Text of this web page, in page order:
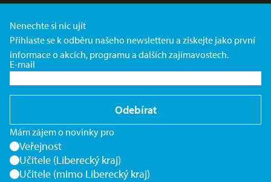
Nenechte si nic ujít
Přihlaste se k odběru našeho newsletteru a získejte jako první
informace o akcích, programu a dalších zajímavostech.
E-mail
Odebírat
Mám zájem o novinky pro
Veřejnost
Učitele (Liberecký kraj)
Učitele (mimo Liberecký kraj)